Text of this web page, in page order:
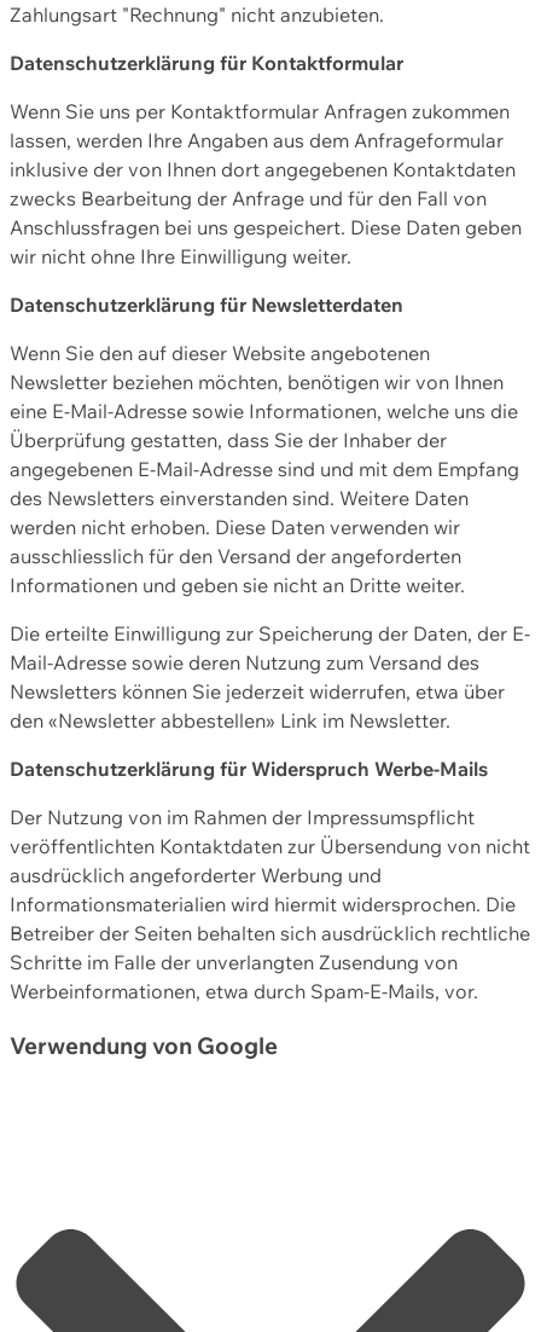
Zahlungsart "Rechnung" nicht anzubieten.
Datenschutzerklärung für Kontaktformular
Wenn Sie uns per Kontaktformular Anfragen zukommen
lassen, werden Ihre Angaben aus dem Anfrageformular
inklusive der von Ihnen dort angegebenen Kontaktdaten
zwecks Bearbeitung der Anfrage und für den Fall von
Anschlussfragen bei uns gespeichert. Diese Daten geben
wir nicht ohne Ihre Einwilligung weiter.
Datenschutzerklärung für Newsletterdaten
Wenn Sie den auf dieser Website angebotenen
Newsletter beziehen möchten, benötigen wir von Ihnen
eine E-Mail-Adresse sowie Informationen, welche uns die
Überprüfung gestatten, dass Sie der Inhaber der
angegebenen E-Mail-Adresse sind und mit dem Empfang
des Newsletters einverstanden sind. Weitere Daten
werden nicht erhoben. Diese Daten verwenden wir
ausschliesslich für den Versand der angeforderten
Informationen und geben sie nicht an Dritte weiter.
Die erteilte Einwilligung zur Speicherung der Daten, der E-
Mail-Adresse sowie deren Nutzung zum Versand des
Newsletters können Sie jederzeit widerrufen, etwa über
den «Newsletter abbestellen» Link im Newsletter.
Datenschutzerklärung für Widerspruch Werbe-Mails
Der Nutzung von im Rahmen der Impressumspflicht
veröffentlichten Kontaktdaten zur Übersendung von nicht
ausdrücklich angeforderter Werbung und
Informationsmaterialien wird hiermit widersprochen. Die
Betreiber der Seiten behalten sich ausdrücklich rechtliche
Schritte im Falle der unverlangten Zusendung von
Werbeinformationen, etwa durch Spam-E-Mails, vor.
Verwendung von Google